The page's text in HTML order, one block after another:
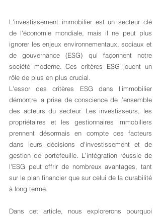
L'investissement immobilier est un secteur clé
de l'économie mondiale, mais il ne peut plus
ignorer les enjeux environnementaux, sociaux et
de gouvernance (ESG) qui façonnent notre
société moderne. Ces critères ESG jouent un
rôle de plus en plus crucial.
L'essor des critères ESG dans l’immobilier
démontre la prise de conscience de l’ensemble
des acteurs du secteur. Les investisseurs, les
propriétaires et les gestionnaires immobiliers
prennent désormais en compte ces facteurs
dans leurs décisions d'investissement et de
gestion de portefeuille. L’intégration réussie de
l'ESG peut offrir de nombreux avantages, tant
sur le plan financier que sur celui de la durabilité
à long terme.
Dans cet article, nous explorerons pourquoi